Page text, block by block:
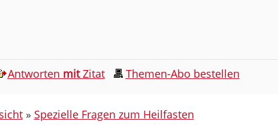
Antworten mitZitat Themen-Abo bestellen
» Spezielle Fragen zum Heilfasten